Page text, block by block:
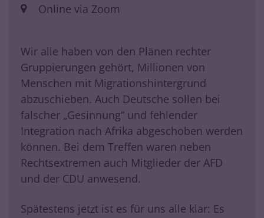
Ort: Online via Zoom
Wir alle haben von den Plänen rechter
Gruppierungen gehört, Millionen von
Menschen mit Migrationshintergrund
abzuschieben. Auch Deutsche sollen bei
falscher „Gesinnung“ und fehlender
Integration nach Afrika abgeschoben werden
können. Bei dem Treffen waren neben
Rechtsextremen auch Mitglieder der AFD
und der CDU anwesend.
Spätestens jetzt ist es für uns alle klar: Es